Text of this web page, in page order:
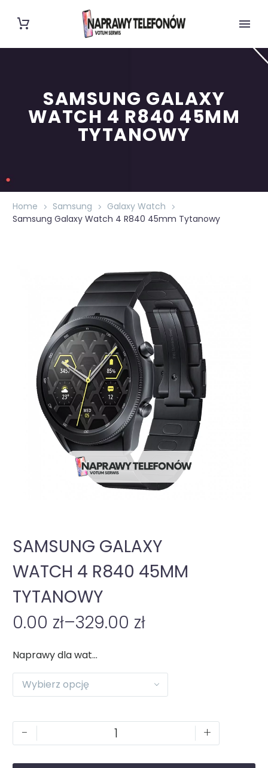
SAMSUNG GALAXY
WATCH 4 R840 45MM
TYTANOWY
Home Samsung
Galaxy Watch
Samsung Galaxy Watch 4 R840 45mm Tytanowy
SAMSUNG GALAXY
WATCH 4 R840 45MM
TYTANOWY
0.00 zł–329.00 zł
Naprawy dla watch
Wybierz opcję
- +